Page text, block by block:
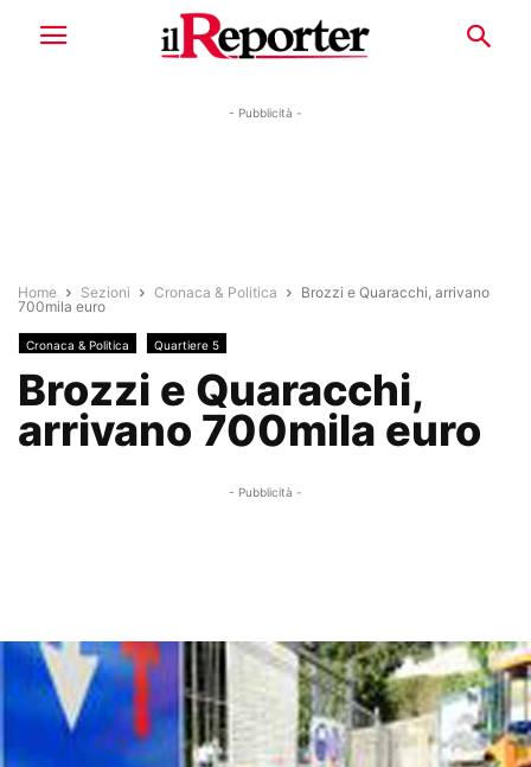
- Pubblicità -
Home Sezioni Cronaca & Politica
Brozzi e Quaracchi, arrivano
700mila euro
Cronaca & Politica Quartiere 5
Brozzi e Quaracchi,
arrivano 700mila euro
- Pubblicità -